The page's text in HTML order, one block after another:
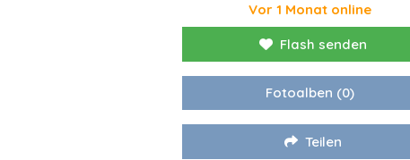
Vor 1 Monat online
Flash senden
Fotoalben (0)
Teilen